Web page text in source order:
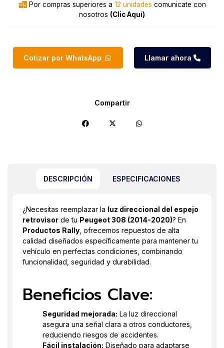
Por compras superiores a 12 unidades comunicate con
nosotros (Clic Aquí)
Cotizar por WhatsApp Llamar ahora
Compartir
DESCRIPCIÓN ESPECIFICACIONES
¿Necesitas reemplazar la luz direccional del espejo
retrovisor de tu Peugeot 308 (2014-2020)? En
Productos Rally , ofrecemos repuestos de alta
calidad diseñados específicamente para mantener tu
vehículo en perfectas condiciones, combinando
funcionalidad, seguridad y durabilidad.
Beneficios Clave:
Seguridad mejorada: La luz direccional
asegura una señal clara a otros conductores,
reduciendo riesgos de accidentes.
Fácil instalación: Diseñado para adaptarse